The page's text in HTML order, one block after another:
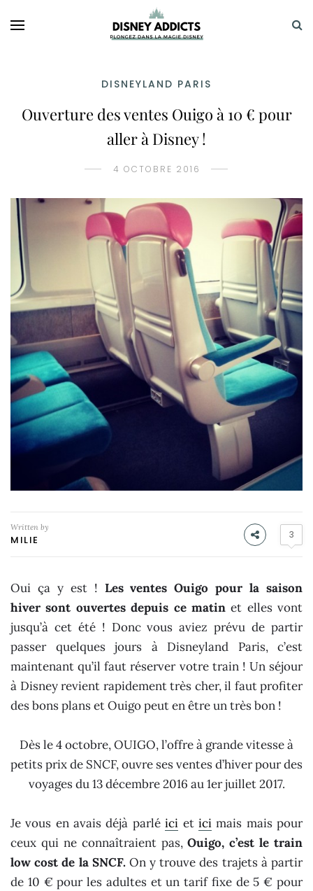
DISNEYLAND PARIS
Ouverture des ventes Ouigo à 10 € pour
aller à Disney !
4 OCTOBRE 2016
Written by
MILIE 3
Oui ça y est ! Les ventes Ouigo pour la saison
hiver sont ouvertes depuis ce matinet elles vont
jusqu’à cet été ! Donc vous aviez prévu de partir
passer quelques jours à Disneyland Paris, c’est
maintenant qu’il faut réserver votre train ! Un séjour
à Disney revient rapidement très cher, il faut profiter
des bons plans et Ouigo peut en être un très bon !
Dès le 4 octobre, OUIGO, l’offre à grande vitesse à
petits prix de SNCF, ouvre ses ventes d’hiver pour des
voyages du 13 décembre 2016 au 1er juillet 2017.
Je vous en avais déjà parléici et icimais mais pour
ceux qui ne connaîtraient pas,Ouigo, c’est le train
low cost de la SNCF.On y trouve des trajets à partir
de 10 € pour les adultes et un tarif fixe de 5 € pour